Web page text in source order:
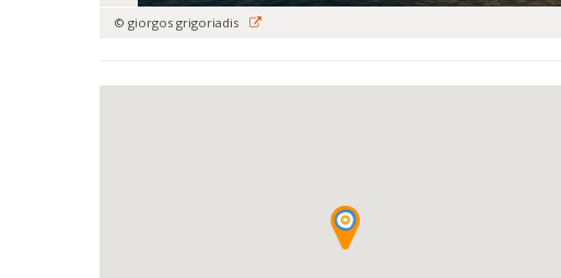
© giorgos grigoriadis